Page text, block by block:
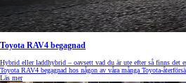
Toyota RAV4 begagnad
Hybrid eller laddhybrid – oavsett vad du är ute efter så finns det
Toyota RAV4 begagnad hos någon av våra många Toyota-
Läs mer